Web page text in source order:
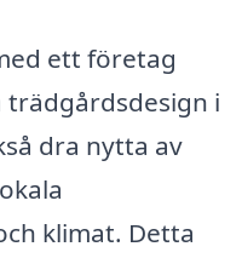
ett företag
trädgårdsdesign i
dra nytta av
klimat. Detta